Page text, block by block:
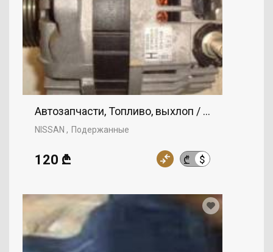
Автозапчасти, Топливо, выхлоп / воздух,
NISSAN Подержанные
₾ $
120 ₾